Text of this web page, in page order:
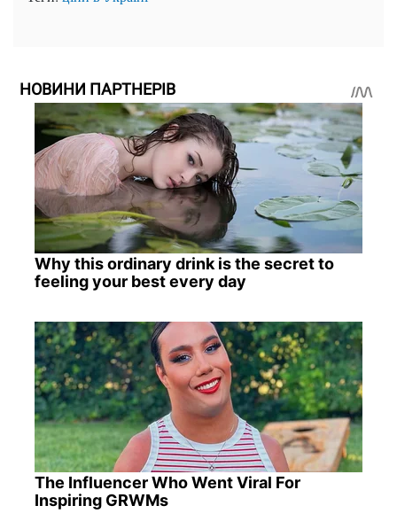
НОВИНИ ПАРТНЕРІВ
Why this ordinary drink is the secret to
feeling your best every day
The Influencer Who Went Viral For
Inspiring GRWMs